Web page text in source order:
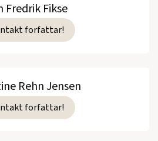
Fredrik Fikse
forfattar!
Rehn Jensen
forfattar!